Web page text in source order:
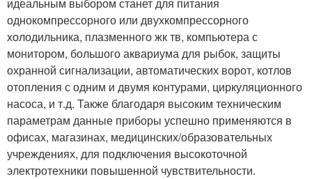
однокомпрессорного или двухкомпрессорного
холодильника, плазменного жк тв, компьютера с
монитором, большого аквариума для рыбок, защиты
охранной сигнализации, автоматических ворот, котлов
отопления с одним и двумя контурами, циркуляционного
насоса, и т.д. Также благодаря высоким техническим
параметрам данные приборы успешно применяются в
офисах, магазинах, медицинских/образовательных
учреждениях, для подключения высокоточной
электротехники повышенной чувствительности.